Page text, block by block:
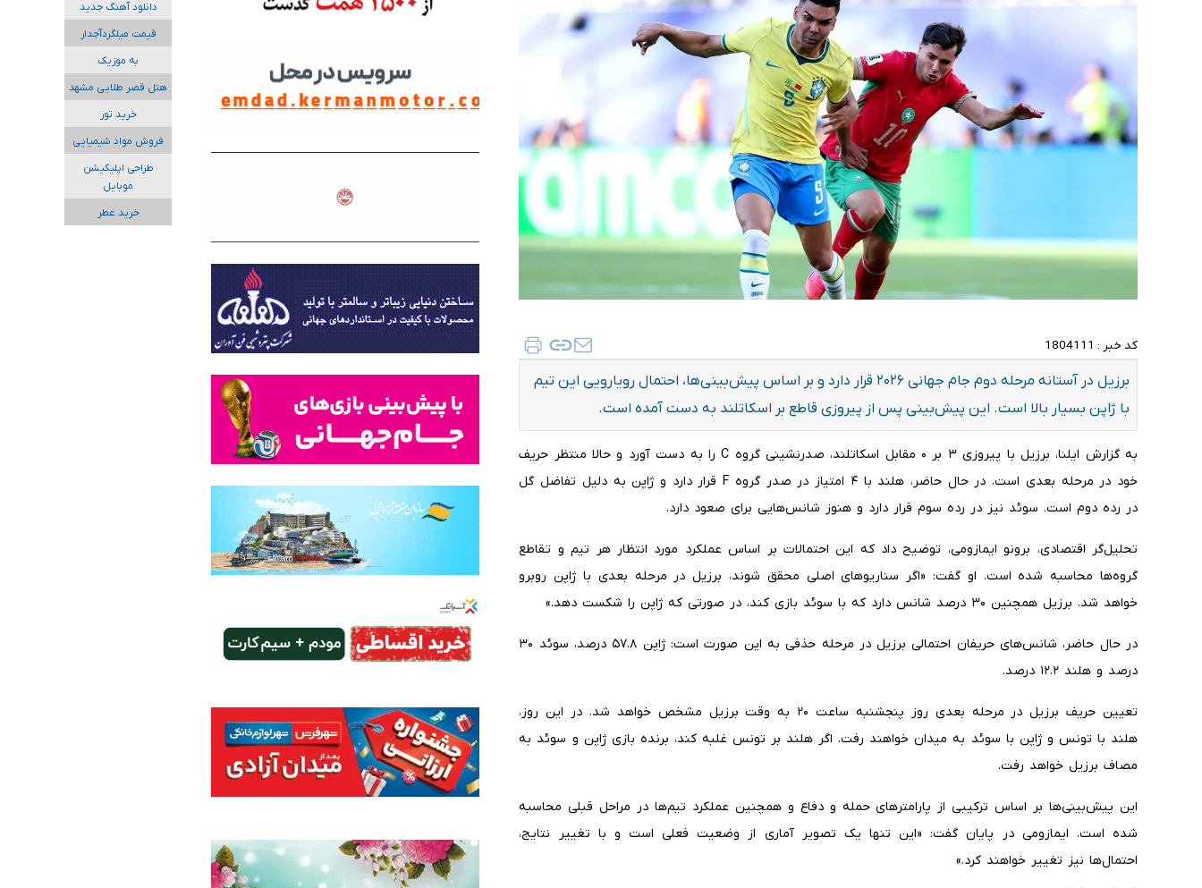
کد خبر : 1804111
برزیل در آستانه مرحله دوم جام جهانی ۲۰۲۶ قرار دارد و بر اساس پیش‌بینی‌ها، احتمال رویارویی این تیم
با ژاپن بسیار بالا است. این پیش‌بینی پس از پیروزی قاطع بر اسکاتلند به دست آمده است.
به گزارش ایلنا، برزیل با پیروزی ۳ بر ۰ مقابل اسکاتلند، صدرنشینی گروه C را به دست آورد و حالا منتظر حریف
خود در مرحله بعدی است. در حال حاضر، هلند با ۴ امتیاز در صدر گروه F قرار دارد و ژاپن به دلیل تفاضل گل
در رده دوم است. سوئد نیز در رده سوم قرار دارد و هنوز شانس‌هایی برای صعود دارد.
تحلیل‌گر اقتصادی، برونو ایمازومی، توضیح داد که این احتمالات بر اساس عملکرد مورد انتظار هر تیم و تقاطع
گروه‌ها محاسبه شده است. او گفت: «اگر سناریوهای اصلی محقق شوند، برزیل در مرحله بعدی با ژاپن روبرو
خواهد شد. برزیل همچنین ۳۰ درصد شانس دارد که با سوئد بازی کند، در صورتی که ژاپن را شکست دهد.»
در حال حاضر، شانس‌های حریفان احتمالی برزیل در مرحله حذفی به این صورت است: ژاپن ۵۷.۸ درصد، سوئد ۳۰
درصد و هلند ۱۲.۲ درصد.
تعیین حریف برزیل در مرحله بعدی روز پنجشنبه ساعت ۲۰ به وقت برزیل مشخص خواهد شد. در این روز،
هلند با تونس و ژاپن با سوئد به میدان خواهند رفت. اگر هلند بر تونس غلبه کند، برنده بازی ژاپن و سوئد به
مصاف برزیل خواهد رفت.
این پیش‌بینی‌ها بر اساس ترکیبی از پارامترهای حمله و دفاع و همچنین عملکرد تیم‌ها در مراحل قبلی محاسبه
شده است. ایمازومی در پایان گفت: «این تنها یک تصویر آماری از وضعیت فعلی است و با تغییر نتایج،
احتمال‌ها نیز تغییر خواهند کرد.»
دانلود آهنگ جدید
قیمت میلگردآجدار
به موزیک
هتل قصر طلایی مشهد
خرید تور
فروش مواد شیمیایی
طراحی اپلیکیشن
موبایل
خرید عطر